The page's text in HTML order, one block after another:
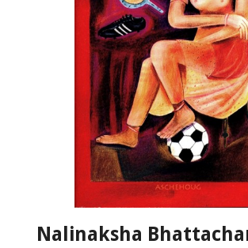
Nalinaksha